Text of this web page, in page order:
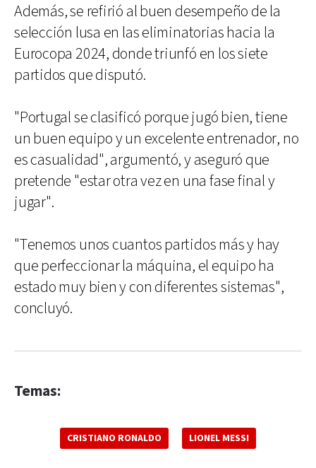
Además, se refirió al buen desempeño de la
selección lusa en las eliminatorias hacia la
Eurocopa 2024, donde triunfó en los siete
partidos que disputó.
"Portugal se clasificó porque jugó bien, tiene
un buen equipo y un excelente entrenador, no
es casualidad", argumentó, y aseguró que
pretende "estar otra vez en una fase final y
jugar".
"Tenemos unos cuantos partidos más y hay
que perfeccionar la máquina, el equipo ha
estado muy bien y con diferentes sistemas",
concluyó.
Temas:
CRISTIANO RONALDO LIONEL MESSI